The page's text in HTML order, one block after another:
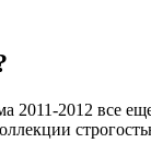
2011-2012 все